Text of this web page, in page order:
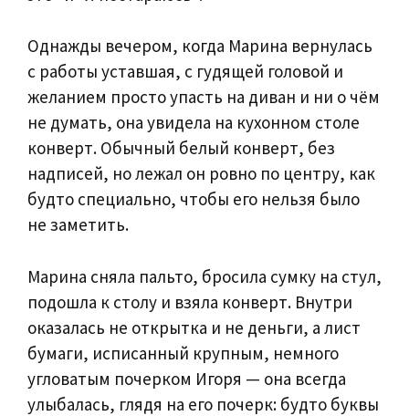
Однажды вечером, когда Марина вернулась
с работы уставшая, с гудящей головой и
желанием просто упасть на диван и ни о чём
не думать, она увидела на кухонном столе
конверт. Обычный белый конверт, без
надписей, но лежал он ровно по центру, как
будто специально, чтобы его нельзя было
не заметить.
Марина сняла пальто, бросила сумку на стул,
подошла к столу и взяла конверт. Внутри
оказалась не открытка и не деньги, а лист
бумаги, исписанный крупным, немного
угловатым почерком Игоря — она всегда
улыбалась, глядя на его почерк: будто буквы